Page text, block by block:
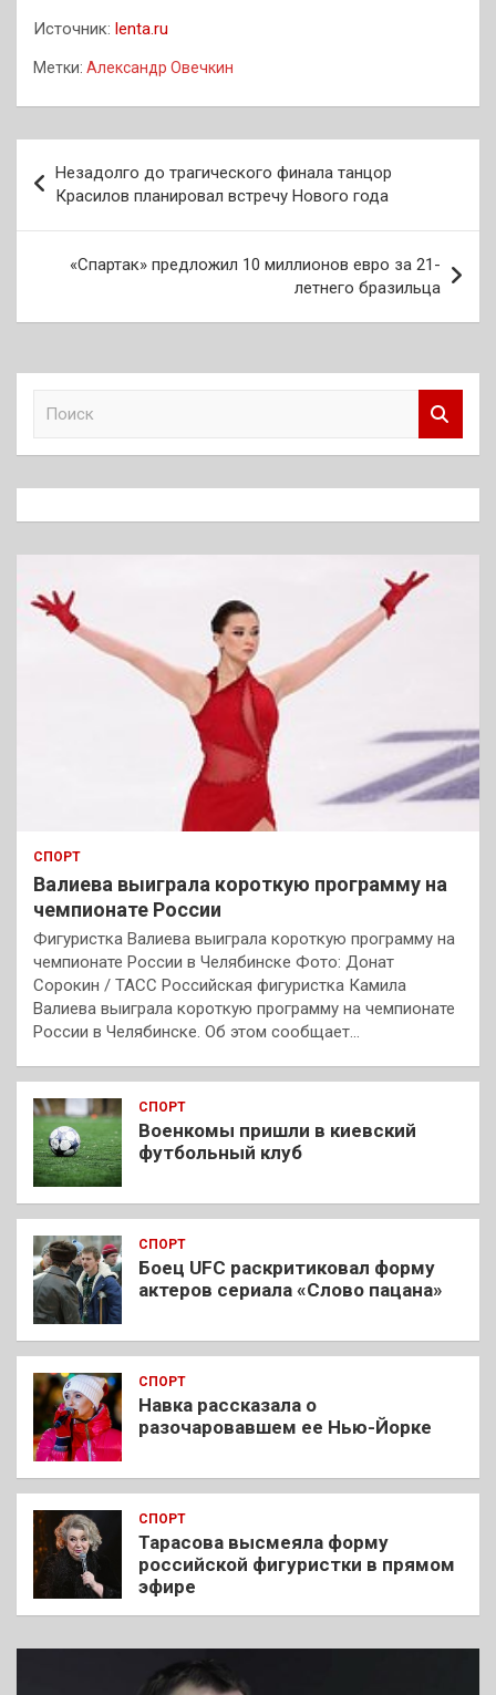
Источник: lenta.ru
Метки: Александр Овечкин
по
записям
Незадолго до трагического финала танцор
Красилов планировал встречу Нового года
«Спартак» предложил 10 миллионов евро за 21-
летнего бразильца
к
СПОРТ
Валиева выиграла короткую программу на
чемпионате России
Фигуристка Валиева выиграла короткую программу на
чемпионате России в Челябинске Фото: Донат
Сорокин / ТАСС Российская фигуристка Камила
Валиева выиграла короткую программу на чемпионате
России в Челябинске. Об этом сообщает…
СПОРТ
Военкомы пришли в киевский
футбольный клуб
СПОРТ
Боец UFC раскритиковал форму
актеров сериала «Слово пацана»
СПОРТ
Навка рассказала о
разочаровавшем ее Нью-Йорке
СПОРТ
Тарасова высмеяла форму
российской фигуристки в прямом
эфире